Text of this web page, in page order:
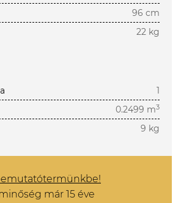
96 cm
22 kg
1
0.2499 m3
9 kg
már 15 éve